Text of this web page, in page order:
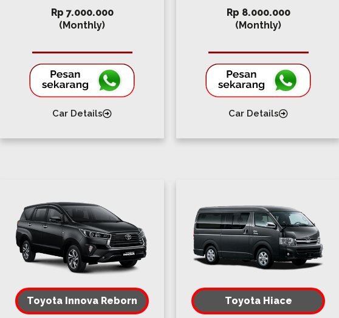
Rp 7.000.000
(Monthly)
Car Details
Rp 8.000.000
(Monthly)
Car Details
Toyota Innova Reborn Toyota Hiace